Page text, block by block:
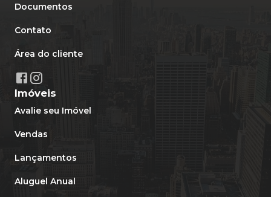
Documentos
Contato
Área do cliente
Imóveis
Avalie seu Imóvel
Vendas
Lançamentos
Aluguel Anual